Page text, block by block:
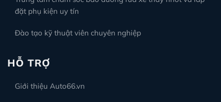
đặt phụ kiện uy tín
Đào tạo kỹ thuật viên chuyên nghiệp
HỖ TRỢ
Giới thiệu Auto66.vn